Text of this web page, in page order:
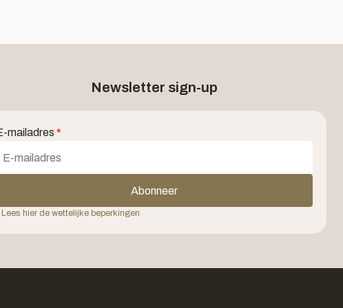
Newsletter sign-up
mailadres *
Abonneer
Lees hier de wettelijke beperkingen